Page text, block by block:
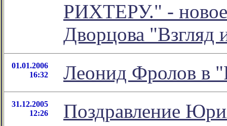
РИХТЕРУ." - новое
Дворцова "Взгляд
01.01.2006
16:32
Леонид Фролов в
31.12.2005
12:26
Поздравление